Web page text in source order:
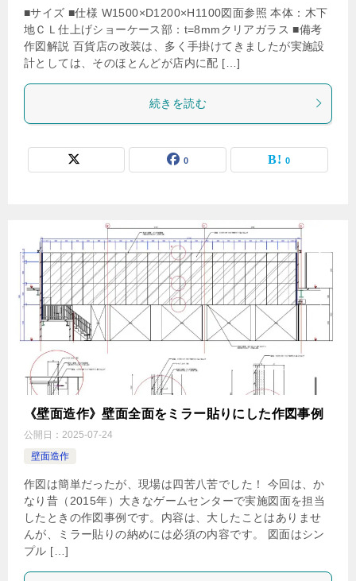
■サイズ ■仕様 W1500×D1200×H1100図面参照 本体：木下
地ＣＬ仕上げショーケース部：t=8mmクリアガラス ■備考
作図解説 百貨店の改装は、多く手掛けてきましたが実施設
計としては、そのほとんどが店内に配 […]
続きを読む
0 0
《壁面造作》壁面全面をミラー貼りにした作図事例
公開日： 2025-07-24
壁面造作
作図は簡単だったが、現場は四苦八苦でした！ 今回は、か
なり昔（2015年）大きなゲームセンターで実施図面を担当
したときの作図事例です。内容は、大したことはありませ
んが、ミラー貼りの納めには必須の内容です。 図面はシン
プル […]